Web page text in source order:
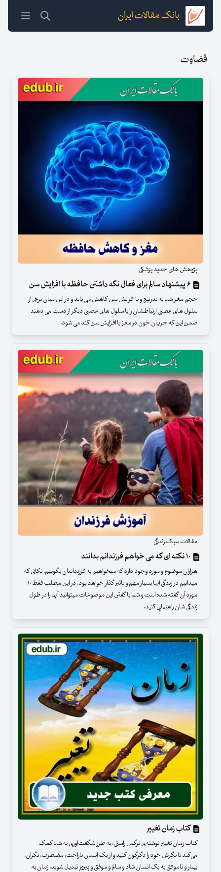
بانک مقالات ایران
قضاوت
پژوهش های جدید پزشکی
حجم مغز شما به تدریج و با افزایش سن کاهش می یابد و در این میان برخی از
سلول های عصبی ارتباطشان را با سلول های عصبی دیگر از دست می دهند
ضمن این که جریان خون در مغز با افزایش سن کند می شود.
مقالات سبک زندگی
هزاران موضوع و مورد وجود دارد که میخواهیم به فرزندانمان بگوییم. نکاتی که
میدانیم در زندگی آنها بسیار مهم و تاثیر گذار خواهد بود. در این مطلب فقط ۱۰
مورد آن گفته شده است و شما با گفتن این موضوعات میتوانید آنها را در طول
زندگی شان راهنمایی کنید.
کتاب زمان تغییر
کتاب زمان تغییر نوشته‌ی نرگس راستی، به طرز شگفت‌آوری به شما کمک
می‌کند تا نگرش‌ خود را دگرگون کنید و از یک انسان ناراحت، مضطرب، نگران،
بیمار و ناموفق به یک انسان شاد و سالم و موفق و پیروز تبدیل شوید. زمان به